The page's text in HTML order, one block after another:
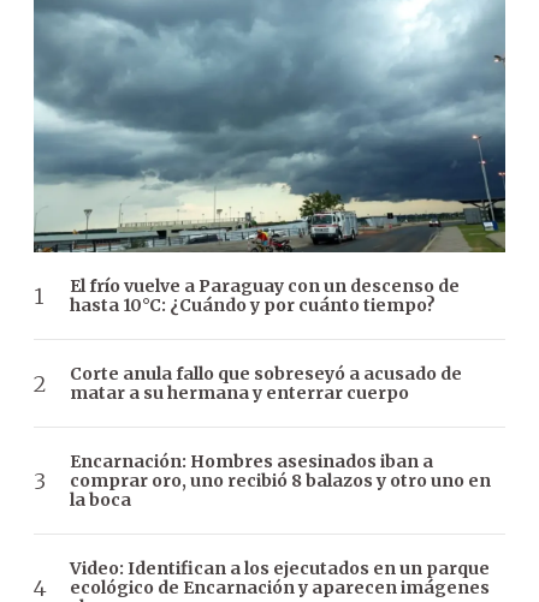
El frío vuelve a Paraguay con un descenso de
hasta 10°C: ¿Cuándo y por cuánto tiempo?
Corte anula fallo que sobreseyó a acusado de
matar a su hermana y enterrar cuerpo
Encarnación: Hombres asesinados iban a
comprar oro, uno recibió 8 balazos y otro uno en
la boca
Video: Identifican a los ejecutados en un parque
ecológico de Encarnación y aparecen imágenes